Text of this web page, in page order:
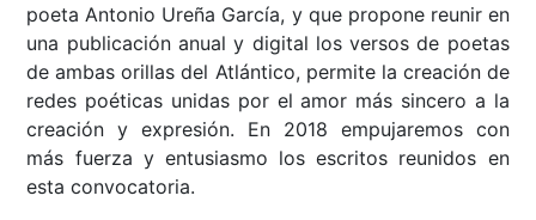
poeta Antonio Ureña García, y que propone reunir en
una publicación anual y digital los versos de poetas
de ambas orillas del Atlántico, permite la creación de
redes poéticas unidas por el amor más sincero a la
creación y expresión. En 2018 empujaremos con
más fuerza y entusiasmo los escritos reunidos en
esta convocatoria.